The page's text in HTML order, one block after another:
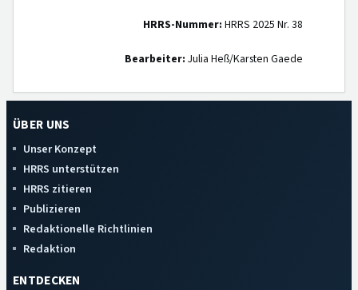
HRRS-Nummer: HRRS 2025 Nr. 38
Bearbeiter: Julia Heß/Karsten Gaede
ÜBER UNS
Unser Konzept
HRRS unterstützen
HRRS zitieren
Publizieren
Redaktionelle Richtlinien
Redaktion
ENTDECKEN